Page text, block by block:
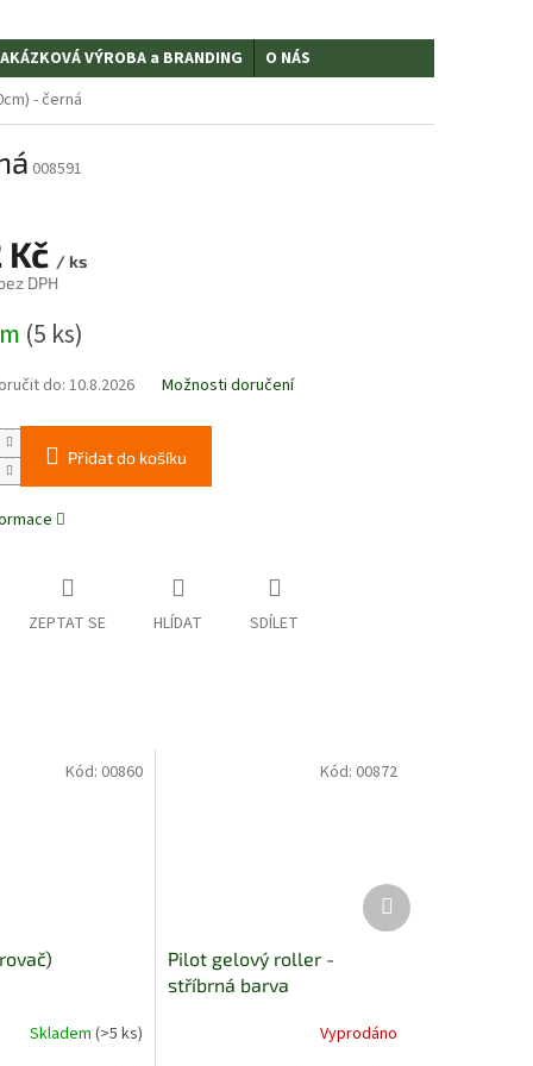
VÝROBA a BRANDING
O NÁS
- černá
008591
Kč / ks
DPH
(5 ks)
do: 10.8.2026 Možnosti doručení
Přidat do košíku
ZEPTAT SE HLÍDAT SDÍLET
Skladem (>5 ks)
Kód: 00860
Pilot gelový roller -
stříbrná barva
Vyprodáno
Kód: 00872
Další
produkt